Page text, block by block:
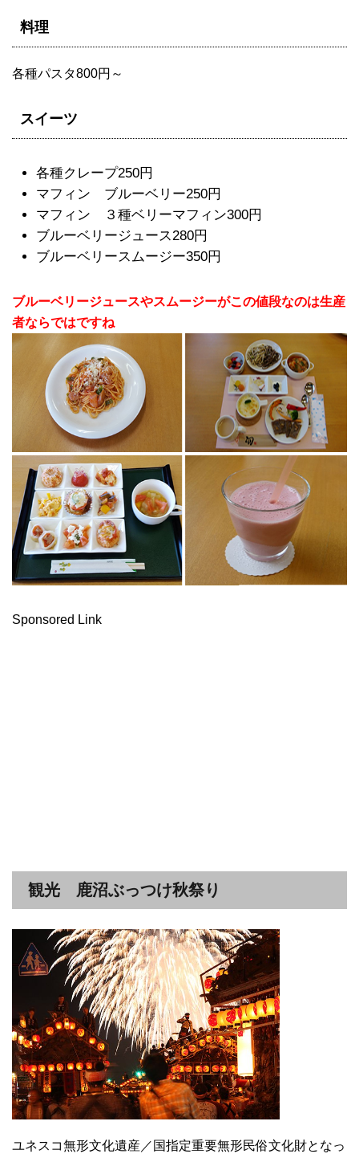
料理
各種パスタ800円～
スイーツ
各種クレープ250円
マフィン ブルーベリー250円
マフィン ３種ベリーマフィン300円
ブルーベリージュース280円
ブルーベリースムージー350円
ブルーベリージュースやスムージーがこの値段なのは生産
者ならではですね
Sponsored Link
観光 鹿沼ぶっつけ秋祭り
ユネスコ無形文化遺産／国指定重要無形民俗文化財となっ